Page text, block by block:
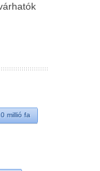
millió fa